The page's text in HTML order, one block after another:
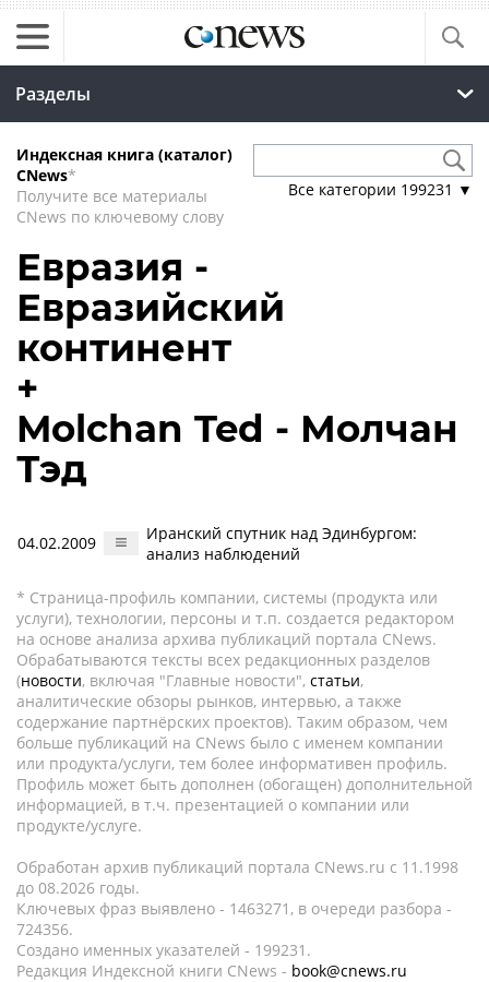
Разделы
Индексная книга (каталог)
CNews*
Получите все материалы
CNews по ключевому слову
Все категории 199231 ▼
Евразия -
Евразийский
континент
+
Molchan Ted - Молчан
Тэд
04.02.2009
Иранский спутник над Эдинбургом:
анализ наблюдений
* Страница-профиль компании, системы (продукта или
услуги), технологии, персоны и т.п. создается редактором
на основе анализа архива публикаций портала CNews.
Обрабатываются тексты всех редакционных разделов
(новости, включая "Главные новости", статьи,
аналитические обзоры рынков, интервью, а также
содержание партнёрских проектов). Таким образом, чем
больше публикаций на CNews было с именем компании
или продукта/услуги, тем более информативен профиль.
Профиль может быть дополнен (обогащен) дополнительной
информацией, в т.ч. презентацией о компании или
продукте/услуге.
Обработан архив публикаций портала CNews.ru c 11.1998
до 08.2026 годы.
Ключевых фраз выявлено - 1463271, в очереди разбора -
724356.
Создано именных указателей - 199231.
Редакция Индексной книги CNews - book@cnews.ru